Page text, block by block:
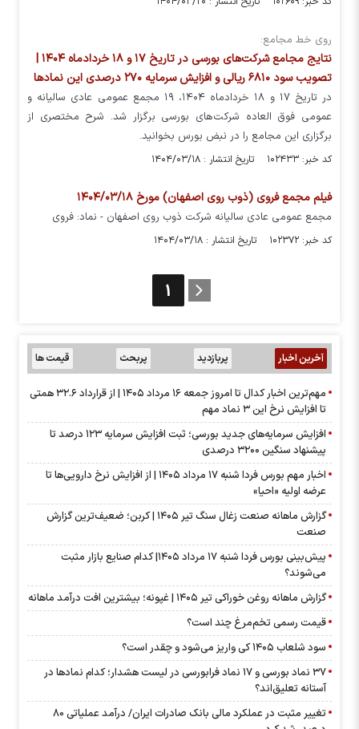
روی خط مجامع:
نتایج مجامع شرکت‌های بورسی در تاریخ ۱۷ و ۱۸ خردادماه ۱۴۰۴ |
تصویب سود ۶۸۱۰ ریالی و افزایش سرمایه ۲۷۰ درصدی این نماد‌ها
در تاریخ ۱۷ و ۱۸ خردادماه ۱۴۰۴، ۱۹ مجمع عمومی عادی سالیانه و
عمومی فوق العاده شرکت‌های بورسی برگزار شد. شرح مختصری از
برگزاری این مجامع را در نبض بورس بخوانید.
کد خبر: ۱۰۲۴۳۳ تاریخ انتشار : ۱۴۰۴/۰۳/۱۸
فیلم مجمع فروی (ذوب روی اصفهان) مورخ ۱۴۰۴/۰۳/۱۸
مجمع عمومی عادی سالیانه شرکت ذوب روی اصفهان - نماد: فروی
کد خبر: ۱۰۲۳۷۲ تاریخ انتشار : ۱۴۰۴/۰۳/۱۸
1
آخرین اخبار پربازدید پربحث قیمت ها
مهم‌ترین اخبار کدال تا امروز جمعه ۱۶ مرداد ۱۴۰۵ | از قرارداد ۳۲.۶ همتی
تا افزایش نرخ این ۳ نماد مهم
افزایش سرمایه‌های جدید بورسی؛ ثبت افزایش سرمایه ۱۲۳ درصد تا
پیشنهاد‌ سنگین ۳۲۰۰ درصدی
اخبار مهم بورس فردا شنبه ۱۷ مرداد ۱۴۰۵ | از افزایش نرخ دارویی‌ها تا
عرضه اولیه «احیا»
گزارش ماهانه صنعت زغال سنگ تیر ۱۴۰۵ | کربن؛ ضعیف‌ترین گزارش
صنعت
پیش‌بینی بورس فردا شنبه ۱۷ مرداد ۱۴۰۵| کدام صنایع بازار مثبت
می‌شوند؟
گزارش ماهانه روغن خوراکی تیر ۱۴۰۵ | غپونه؛ بیشترین افت درآمد ماهانه
قیمت رسمی تخم‌مرغ چند است؟
سود شلعاب ۱۴۰۵ کی واریز می‌شود و چقدر است؟
۳۷ نماد بورسی و ۱۷ نماد فرابورسی در لیست هشدار؛ کدام نماد‌ها در
آستانه تعلیق‌اند؟
تغییر مثبت در عملکرد مالی بانک صادرات ایران/ درآمد عملیاتی 80